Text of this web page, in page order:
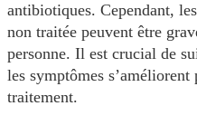
antibiotiques. Cependant,
non traitée peuvent être
personne. Il est crucial de
les symptômes
traitement.